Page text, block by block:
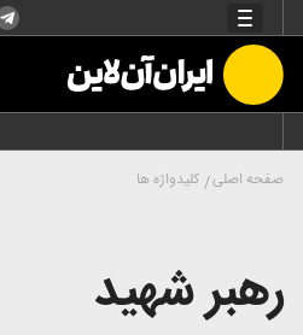
صفحه اصلی کلیدواژه ها
رهبر شهید